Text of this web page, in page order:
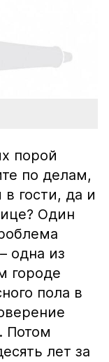
порой
по делам,
гости, да и
Один
одна из
городе
пола в
Потом
лет за